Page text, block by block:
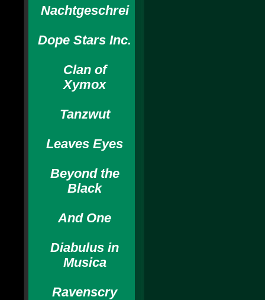
Nachtgeschrei
Dope Stars Inc.
Clan of
Xymox
Tanzwut
Leaves Eyes
Beyond the
Black
And One
Diabulus in
Musica
Ravenscry